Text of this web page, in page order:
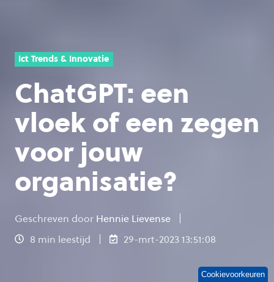
Ict Trends & Innovatie
ChatGPT: een
vloek of een zegen
voor jouw
organisatie?
Geschreven door Hennie Lievense
8 min leestijd
29-mrt-2023 13:51:08
Cookievoorkeuren